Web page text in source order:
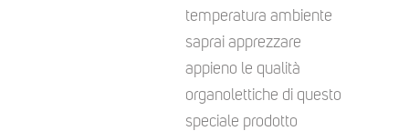
temperatura ambiente
saprai apprezzare
appieno le qualità
organolettiche di questo
speciale prodotto